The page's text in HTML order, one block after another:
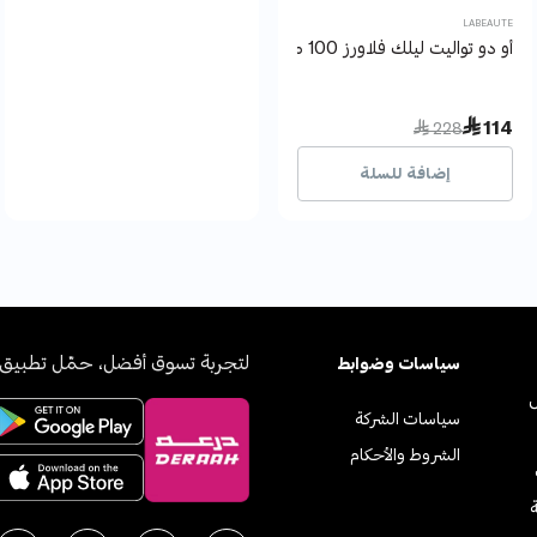
LABEAUTE
أو دو تواليت ليلك فلاورز 100 مل لابوتيه دي لامور
 114
Price reduced from
 228
to
إضافة للسلة
سياسات الشركة
الشروط والأحكام
سياسات وضوابط لتجربة تسوق أفضل، حمّل